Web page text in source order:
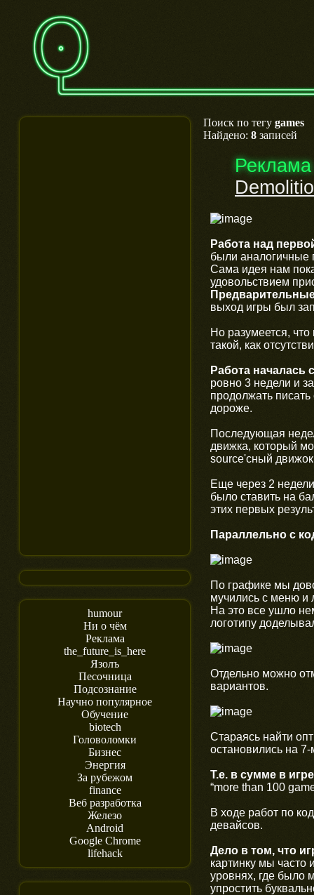
humour
Ни о чём
Реклама
the_future_is_here
Язолъ
Песочница
Подсознание
Научно популярное
Обучение
biotech
Головоломки
Бизнес
Энергия
За рубежом
finance
Веб разработка
Железо
Android
Google Chrome
lifehack
Поиск по тегу games
Найдено: 8 записей
Реклама
Работа над
были аналогичные
Сама идея нам
удовольствием
выход игры был
Но разумеется,
такой, как
Работа началась
ровно 3 недели и
продолжать
дороже.
Последующая
движка, который
source'сный
Еще через 2
было ставить на
этих первых
Параллельно с
По графике мы
мучились с меню и
На это все ушло
логотипу
Отдельно можно
вариантов.
Стараясь найти
остановились на
Т.е. в сумме в
“more than 100
В ходе работ по
девайсов.
Дело в том, что
картинку мы часто
уровнях, где было
упростить